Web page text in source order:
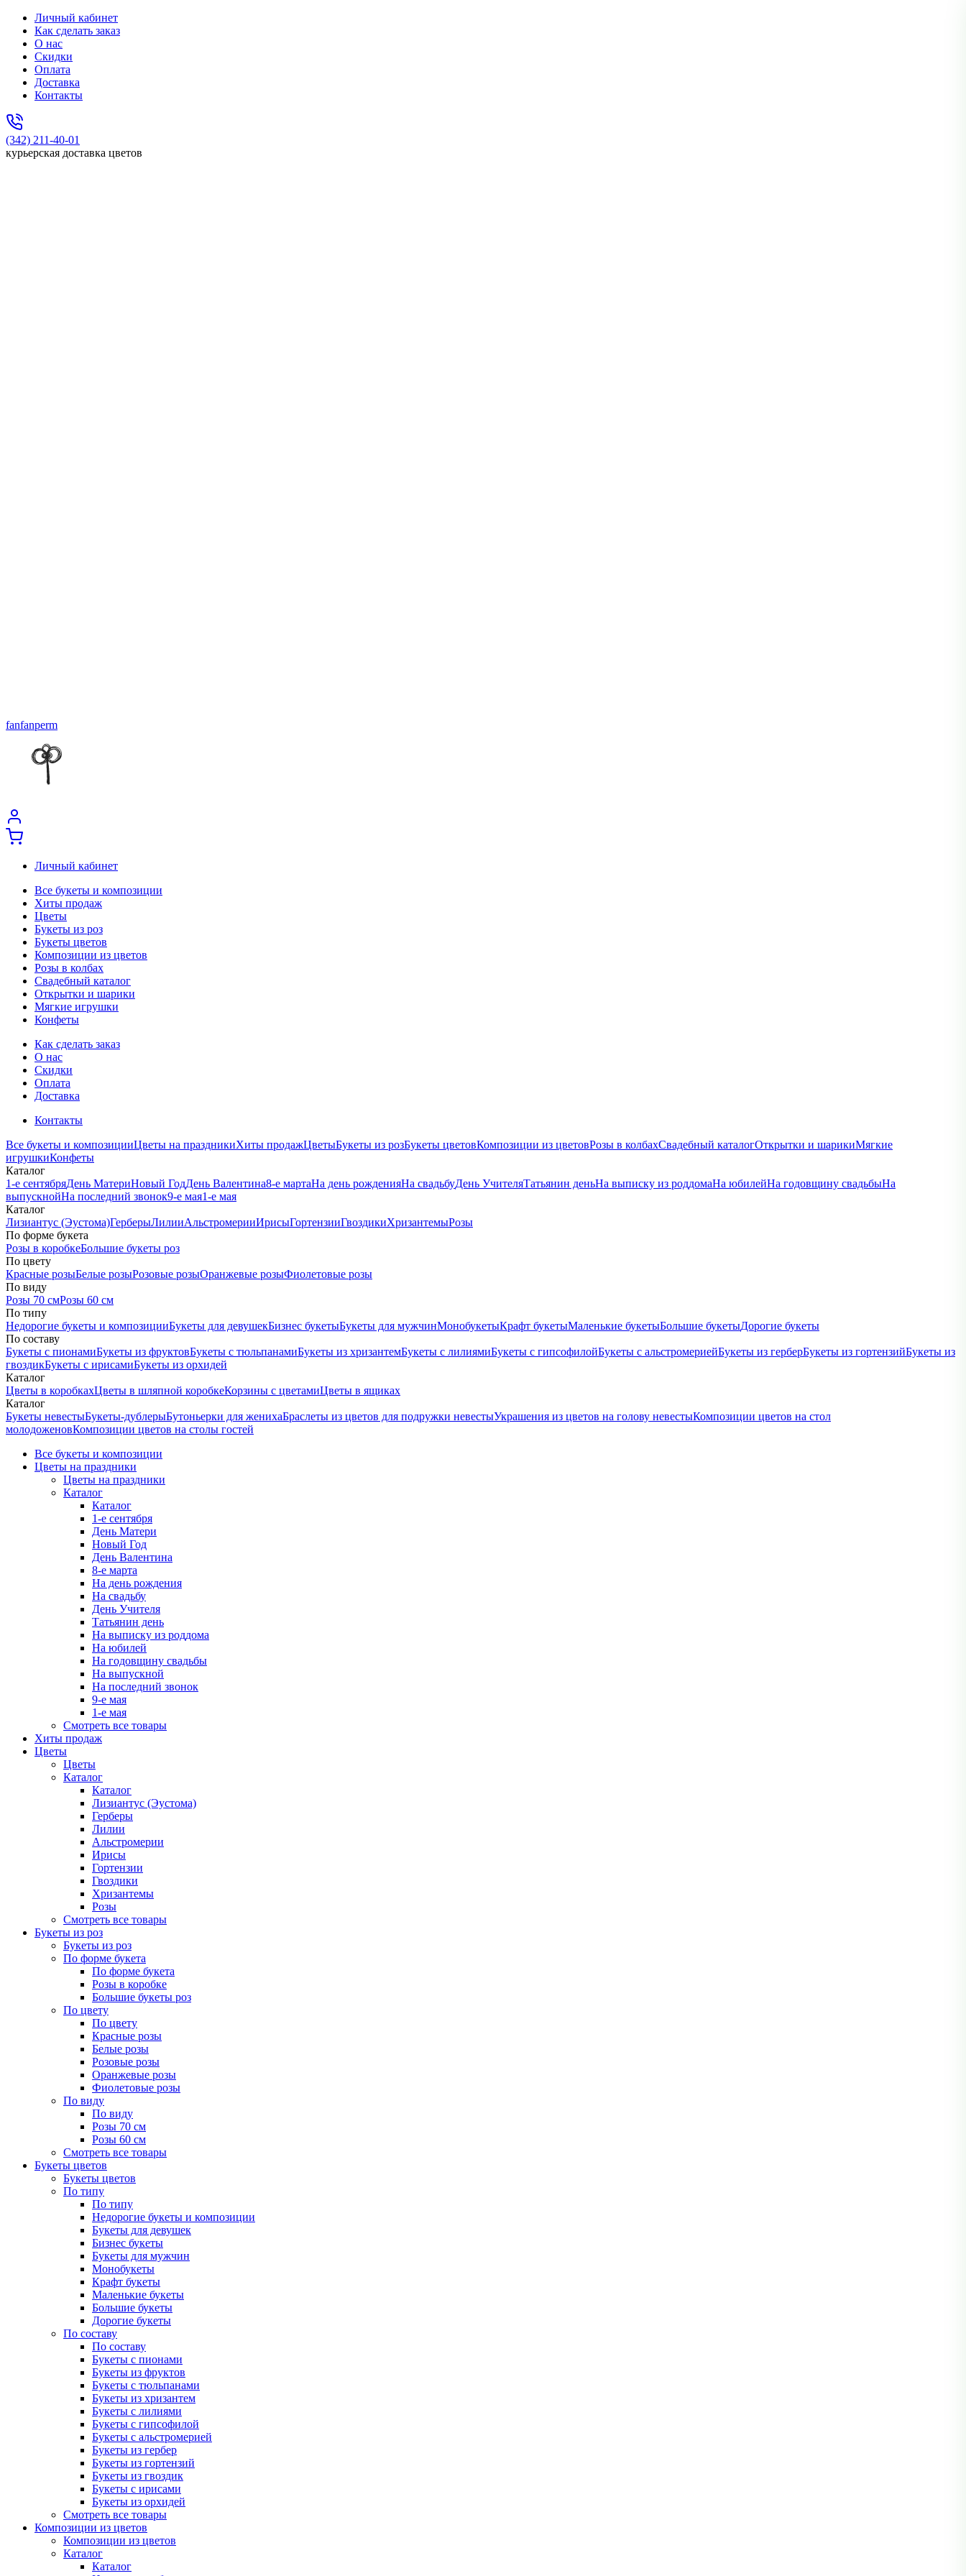
Личный кабинет
Как сделать заказ
О нас
Скидки
Оплата
Доставка
Контакты
(342) 211-40-01
курьерская доставка цветов
fanfanperm
Личный кабинет
Все букеты и композиции
Хиты продаж
Цветы
Букеты из роз
Букеты цветов
Композиции из цветов
Розы в колбах
Свадебный каталог
Открытки и шарики
Мягкие игрушки
Конфеты
Как сделать заказ
О нас
Скидки
Оплата
Доставка
Контакты
Все букеты и композицииЦветы на праздникиХиты продажЦветыБукеты из розБукеты цветовКомпозиции из цветовРозы в колбахСвадебный каталогОткрытки и шарикиМягкие
игрушкиКонфеты
Каталог
1-е сентябряДень МатериНовый ГодДень Валентина8-е мартаНа день рожденияНа свадьбуДень УчителяТатьянин деньНа выписку из роддомаНа юбилейНа годовщину свадьбыНа
выпускнойНа последний звонок9-е мая1-е мая
Каталог
Лизиантус (Эустома)ГерберыЛилииАльстромерииИрисыГортензииГвоздикиХризантемыРозы
По форме букета
Розы в коробкеБольшие букеты роз
По цвету
Красные розыБелые розыРозовые розыОранжевые розыФиолетовые розы
По виду
Розы 70 смРозы 60 см
По типу
Недорогие букеты и композицииБукеты для девушекБизнес букетыБукеты для мужчинМонобукетыКрафт букетыМаленькие букетыБольшие букетыДорогие букеты
По составу
Букеты с пионамиБукеты из фруктовБукеты с тюльпанамиБукеты из хризантемБукеты с лилиямиБукеты с гипсофилойБукеты с альстромериейБукеты из герберБукеты из гортензийБукеты из
гвоздикБукеты с ирисамиБукеты из орхидей
Каталог
Цветы в коробкахЦветы в шляпной коробкеКорзины с цветамиЦветы в ящиках
Каталог
Букеты невестыБукеты-дублерыБутоньерки для женихаБраслеты из цветов для подружки невестыУкрашения из цветов на голову невестыКомпозиции цветов на стол
молодоженовКомпозиции цветов на столы гостей
Все букеты и композиции
Цветы на праздники
Цветы на праздники
Каталог
Каталог
1-е сентября
День Матери
Новый Год
День Валентина
8-е марта
На день рождения
На свадьбу
День Учителя
Татьянин день
На выписку из роддома
На юбилей
На годовщину свадьбы
На выпускной
На последний звонок
9-е мая
1-е мая
Смотреть все товары
Хиты продаж
Цветы
Цветы
Каталог
Каталог
Лизиантус (Эустома)
Герберы
Лилии
Альстромерии
Ирисы
Гортензии
Гвоздики
Хризантемы
Розы
Смотреть все товары
Букеты из роз
Букеты из роз
По форме букета
По форме букета
Розы в коробке
Большие букеты роз
По цвету
По цвету
Красные розы
Белые розы
Розовые розы
Оранжевые розы
Фиолетовые розы
По виду
По виду
Розы 70 см
Розы 60 см
Смотреть все товары
Букеты цветов
Букеты цветов
По типу
По типу
Недорогие букеты и композиции
Букеты для девушек
Бизнес букеты
Букеты для мужчин
Монобукеты
Крафт букеты
Маленькие букеты
Большие букеты
Дорогие букеты
По составу
По составу
Букеты с пионами
Букеты из фруктов
Букеты с тюльпанами
Букеты из хризантем
Букеты с лилиями
Букеты с гипсофилой
Букеты с альстромерией
Букеты из гербер
Букеты из гортензий
Букеты из гвоздик
Букеты с ирисами
Букеты из орхидей
Смотреть все товары
Композиции из цветов
Композиции из цветов
Каталог
Каталог